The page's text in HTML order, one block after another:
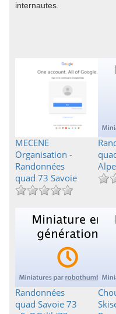
internautes.
MECENE
Organisation -
Randonnées
quad 73 Savoie
Randonnées
quad Savoie 73